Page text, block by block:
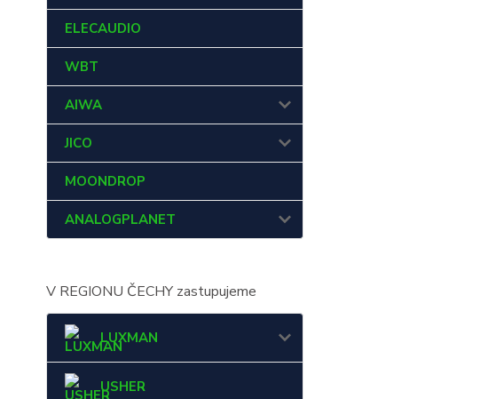
ELECAUDIO
WBT
AIWA
JICO
MOONDROP
ANALOGPLANET
V REGIONU ČECHY zastupujeme
LUXMAN
USHER